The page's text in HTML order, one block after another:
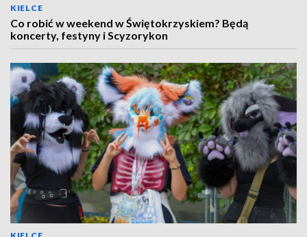
KIELCE
Co robić w weekend w Świętokrzyskiem? Będą
koncerty, festyny i Scyzorykon